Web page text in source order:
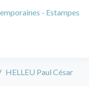
- Estampes
HELLEU Paul César